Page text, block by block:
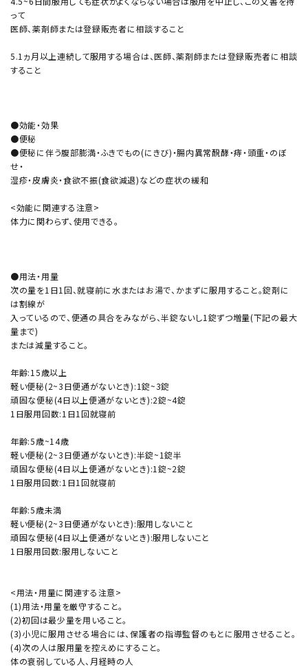
って
医師、薬剤師または登録販売者に相談すること
5.1ヵ月以上連続して服用する場合は、医師、薬剤師または登録販売者に相談
すること
●効能・効果
●便秘
●便秘に伴う腹部膨満・ふきでもの(にきび)・腸内異常醗酵・痔・頭重・のぼ
せ・
湿疹・皮膚炎・食欲不振(食欲減退)などの症状の緩和
<効能に関連する注意>
体力に関わらず、使用できる。
●用法・用量
次の量を1日1回、就寝前に水またはお湯で、かまずに服用すること。錠剤に
は割線が
入っているので、便通の具合をみながら、半錠ないし1錠ずつ増量(下記の最大
量まで)
または減量すること。
年齢:15歳以上
軽い便秘(2~3日便通がないとき):1錠~3錠
頑固な便秘(4日以上便通がないとき):2錠~4錠
1日服用回数:1日1回就寝前
年齢:5歳~14歳
軽い便秘(2~3日便通がないとき):半錠~1錠半
頑固な便秘(4日以上便通がないとき):1錠~2錠
1日服用回数:1日1回就寝前
年齢:5歳未満
軽い便秘(2~3日便通がないとき):服用しないこと
頑固な便秘(4日以上便通がないとき):服用しないこと
1日服用回数:服用しないこと
<用法・用量に関連する注意>
(1)用法・用量を厳守すること。
(2)初回は最少量を用いること。
(3)小児に服用させる場合には、保護者の指導監督のもとに服用させること。
(4)次の人は服用量を控えめにすること。
体の衰弱している人、月経時の人